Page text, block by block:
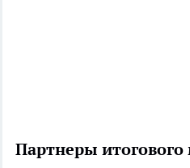
Партнеры